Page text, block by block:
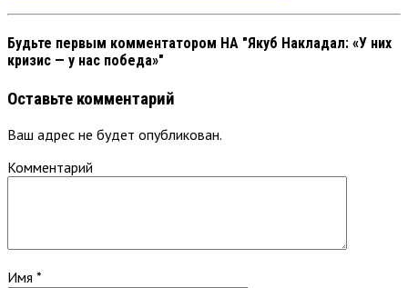
Будьте первым комментатором НА "Якуб Накладал: «У них
кризис — у нас победа»"
Оставьте комментарий
Ваш адрес не будет опубликован.
Комментарий
Имя *